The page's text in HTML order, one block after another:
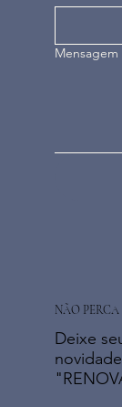
Deixe
NÃO
Mensagem